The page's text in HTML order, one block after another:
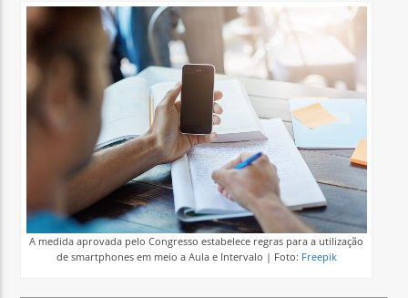
A medida aprovada pelo Congresso estabelece regras para a utilização
de smartphones em meio a Aula e Intervalo | Foto: Freepik